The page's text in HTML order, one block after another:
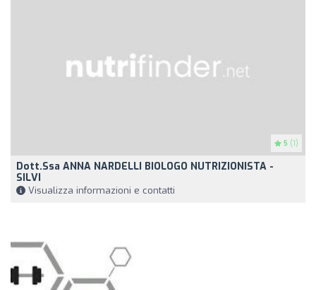
5 (1)
Dott.ssa ANNA NARDELLI BIOLOGO NUTRIZIONISTA -
SILVI
Visualizza informazioni e contatti